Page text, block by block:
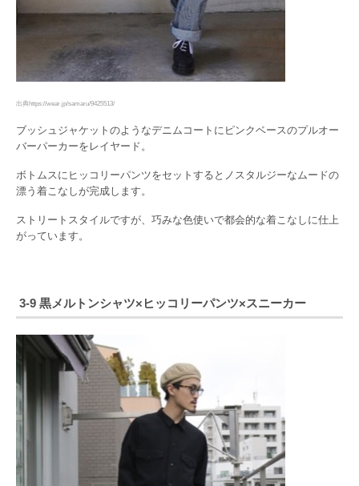
出典https://wear.jp/samaru/9425513/
ブッシュジャケットのようなデニムコートにピンクベースのプルオー
バーパーカーをレイヤード。
ボトムスにヒッコリーパンツをセットするとノスタルジーなムードの
漂う着こなしが完成します。
ストリートスタイルですが、巧みな色使いで都会的な着こなしに仕上
がっています。
3-9 黒メルトンシャツ×ヒッコリーパンツ×スニーカー